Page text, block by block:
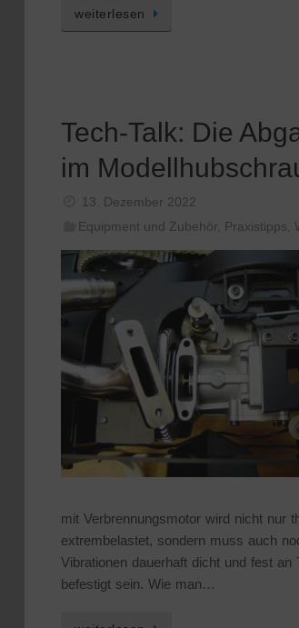
weiterlesen
Tech-Talk: Die
im
13. Dezember 2022
Equipment und Zubehör
Praxistipps ,
mit Verbrennungsmotor wird nicht nur
extrembelastet, sondern muss auch
Vibrationen dauerhaft dicht und fest an
befestigt sein. Wie man…